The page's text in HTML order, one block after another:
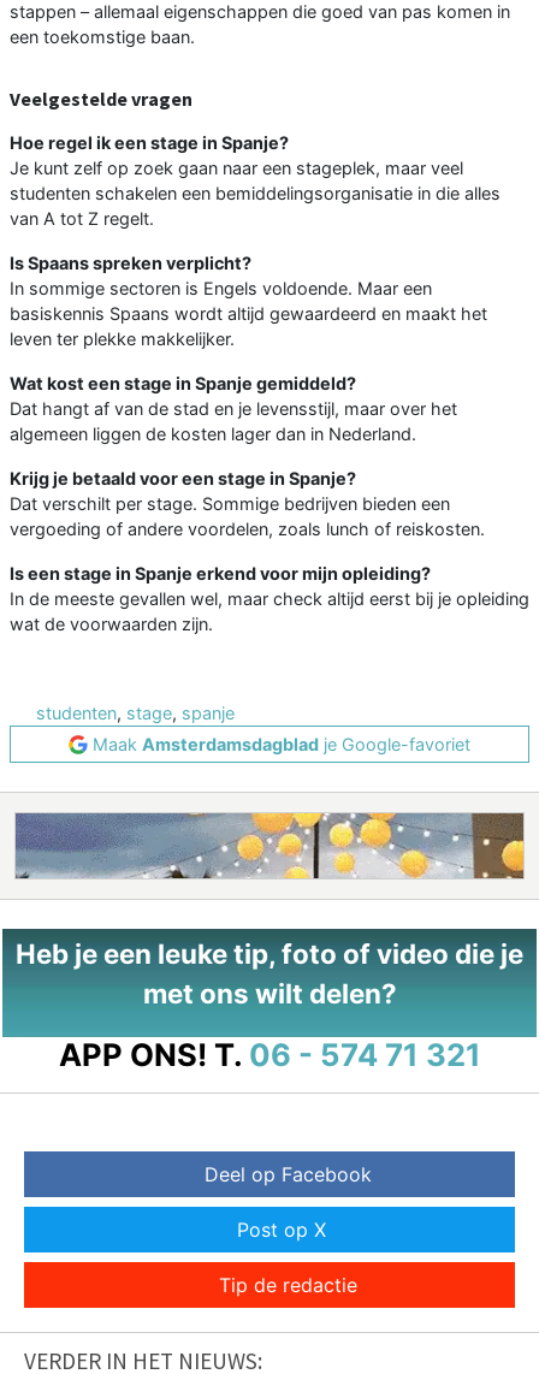
stappen – allemaal eigenschappen die goed van pas komen in
een toekomstige baan.
Veelgestelde vragen
Hoe regel ik een stage in Spanje?
Je kunt zelf op zoek gaan naar een stageplek, maar veel
studenten schakelen een bemiddelingsorganisatie in die alles
van A tot Z regelt.
Is Spaans spreken verplicht?
In sommige sectoren is Engels voldoende. Maar een
basiskennis Spaans wordt altijd gewaardeerd en maakt het
leven ter plekke makkelijker.
Wat kost een stage in Spanje gemiddeld?
Dat hangt af van de stad en je levensstijl, maar over het
algemeen liggen de kosten lager dan in Nederland.
Krijg je betaald voor een stage in Spanje?
Dat verschilt per stage. Sommige bedrijven bieden een
vergoeding of andere voordelen, zoals lunch of reiskosten.
Is een stage in Spanje erkend voor mijn opleiding?
In de meeste gevallen wel, maar check altijd eerst bij je opleiding
wat de voorwaarden zijn.
studenten, stage, spanje
Maak Amsterdamsdagblad je Google-favoriet
Heb je een leuke tip, foto of video die je
met ons wilt delen?
APP ONS! T. 06 - 574 71 321
Deel op Facebook
Post op X
Tip de redactie
VERDER IN HET NIEUWS: